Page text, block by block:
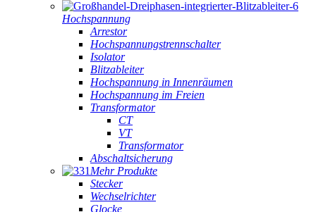
Hochspannung
Arrestor
Hochspannungstrennschalter
Isolator
Blitzableiter
Hochspannung in Innenräumen
Hochspannung im Freien
Transformator
CT
VT
Transformator
Abschaltsicherung
Mehr Produkte
Stecker
Wechselrichter
Glocke